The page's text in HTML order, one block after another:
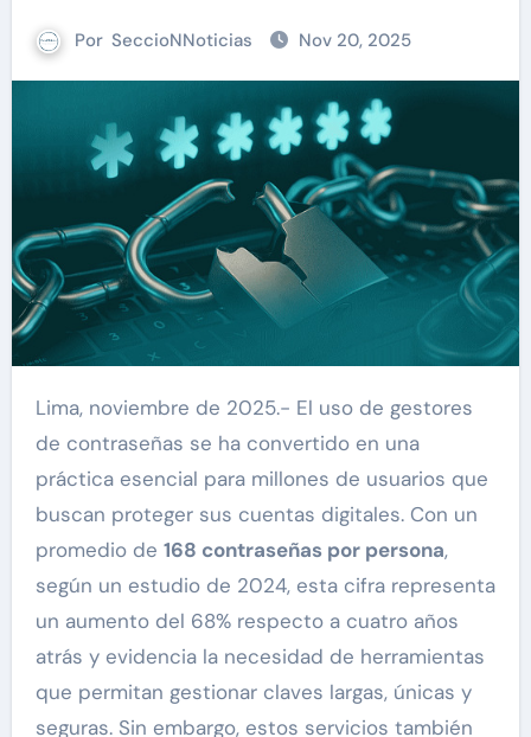
Por SeccioNNoticias Nov 20, 2025
Lima, noviembre de 2025.- El uso de gestores
de contraseñas se ha convertido en una
práctica esencial para millones de usuarios que
buscan proteger sus cuentas digitales. Con un
promedio de 168 contraseñas por persona,
según un estudio de 2024, esta cifra representa
un aumento del 68% respecto a cuatro años
atrás y evidencia la necesidad de herramientas
que permitan gestionar claves largas, únicas y
seguras. Sin embargo, estos servicios también